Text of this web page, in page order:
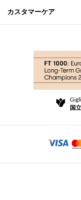
会社概要
Community Store
Beauty Seekers VIP Club
カスタマーケア
返品と返金
For a safe shopping
Security Communication
国